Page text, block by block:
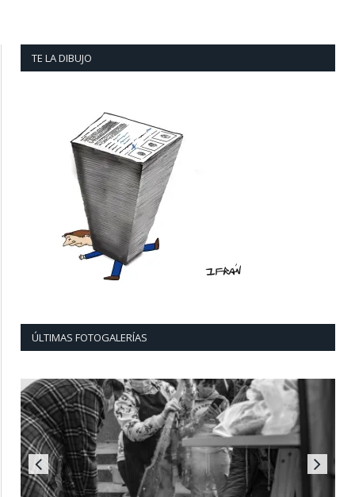
TE LA DIBUJO
ÚLTIMAS FOTOGALERÍAS